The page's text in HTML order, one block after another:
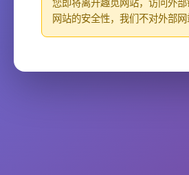
您即将离开趣觅网站，访问外
网站的安全性，我们不对外部网